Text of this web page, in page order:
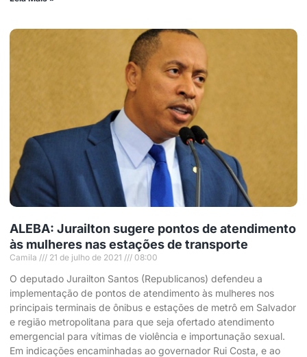
ALEBA: Jurailton sugere pontos de atendimento
às mulheres nas estações de transporte
Camila 21 de julho de 2021 08:00
O deputado Jurailton Santos (Republicanos) defendeu a
implementação de pontos de atendimento às mulheres nos
principais terminais de ônibus e estações de metrô em Salvador
e região metropolitana para que seja ofertado atendimento
emergencial para vítimas de violência e importunação sexual.
Em indicações encaminhadas ao governador Rui Costa, e ao